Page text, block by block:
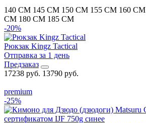
140 CM 145 CM 150 CM 155 CM 160 CM
CM 180 CM 185 CM
-20%
Рюкзак Kingz Tactical
Отправка за 1 день
Предзаказ
17238 руб. 13790 руб.
premium
-25%